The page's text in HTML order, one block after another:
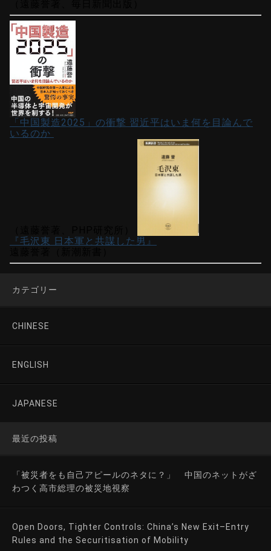
「中国製造2025」の衝撃 習近平はいま何を目論んで
いるのか
『毛沢東 日本軍と共謀した男』
カテゴリー
CHINESE
ENGLISH
JAPANESE
最近の投稿
「被災者をも自己アピールのネタに？」 中国のネットがざ
わつく高市総理の被災地視察
Open Doors, Tighter Controls: China’s New Exit–Entry
Rules and the Securitisation of Mobility